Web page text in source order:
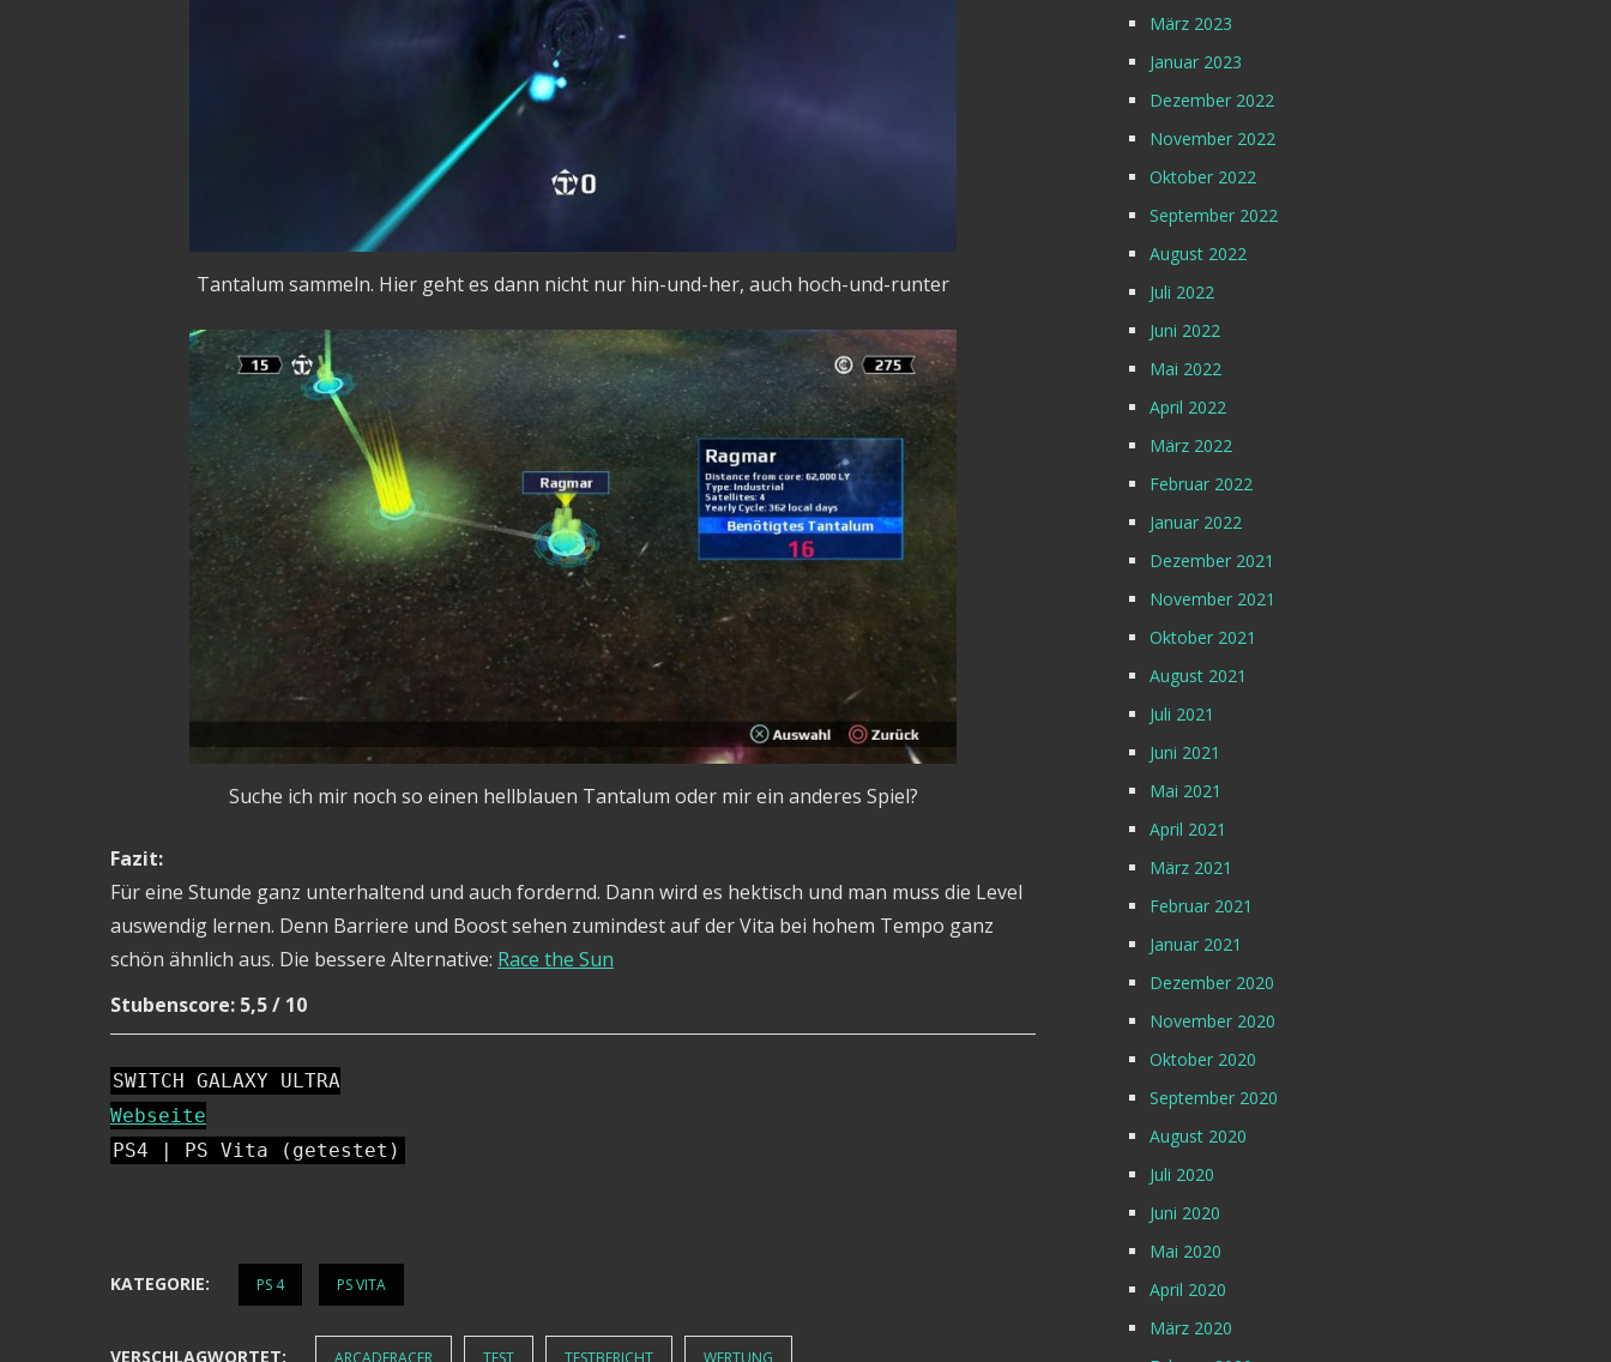
Tantalum sammeln. Hier geht es dann nicht nur hin-und-her, auch hoch-und-runter
Suche ich mir noch so einen hellblauen Tantalum oder mir ein anderes Spiel?
Fazit:
Für eine Stunde ganz unterhaltend und auch fordernd. Dann wird es hektisch und man muss die Level
auswendig lernen. Denn Barriere und Boost sehen zumindest auf der Vita bei hohem Tempo ganz
schön ähnlich aus. Die bessere Alternative: Race the Sun
Stubenscore: 5,5 / 10
SWITCH GALAXY ULTRA
Webseite
PS4 | PS Vita (getestet)
KATEGORIE: PS 4 PS VITA
VERSCHLAGWORTET:
März 2023
Januar 2023
Dezember 2022
November 2022
Oktober 2022
September 2022
August 2022
Juli 2022
Juni 2022
Mai 2022
April 2022
März 2022
Februar 2022
Januar 2022
Dezember 2021
November 2021
Oktober 2021
August 2021
Juli 2021
Juni 2021
Mai 2021
April 2021
März 2021
Februar 2021
Januar 2021
Dezember 2020
November 2020
Oktober 2020
September 2020
August 2020
Juli 2020
Juni 2020
Mai 2020
April 2020
März 2020